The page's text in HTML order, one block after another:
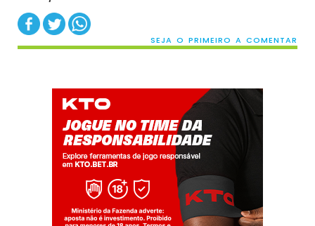
SEJA O PRIMEIRO A COMENTAR